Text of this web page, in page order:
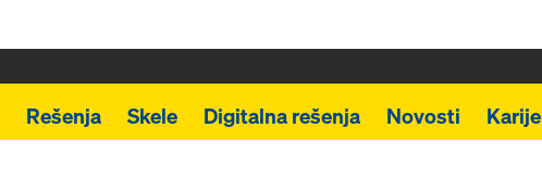
Rešenja Skele Digitalna rešenja Novosti